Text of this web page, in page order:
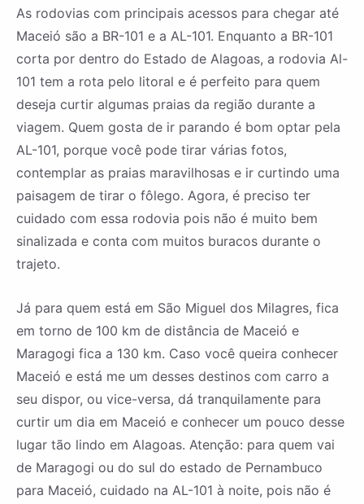
As rodovias com principais acessos para chegar até
Maceió são a BR-101 e a AL-101. Enquanto a BR-101
corta por dentro do Estado de Alagoas, a rodovia Al-
101 tem a rota pelo litoral e é perfeito para quem
deseja curtir algumas praias da região durante a
viagem. Quem gosta de ir parando é bom optar pela
AL-101, porque você pode tirar várias fotos,
contemplar as praias maravilhosas e ir curtindo uma
paisagem de tirar o fôlego. Agora, é preciso ter
cuidado com essa rodovia pois não é muito bem
sinalizada e conta com muitos buracos durante o
trajeto.
Já para quem está em São Miguel dos Milagres, fica
em torno de 100 km de distância de Maceió e
Maragogi fica a 130 km. Caso você queira conhecer
Maceió e está me um desses destinos com carro a
seu dispor, ou vice-versa, dá tranquilamente para
curtir um dia em Maceió e conhecer um pouco desse
lugar tão lindo em Alagoas. Atenção: para quem vai
de Maragogi ou do sul do estado de Pernambuco
para Maceió, cuidado na AL-101 à noite, pois não é